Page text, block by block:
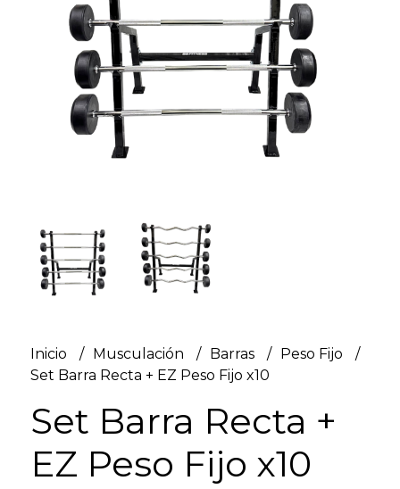
Inicio Musculación Barras
Peso Fijo
Set Barra Recta + EZ Peso Fijo x10
Set Barra Recta +
EZ Peso Fijo x10